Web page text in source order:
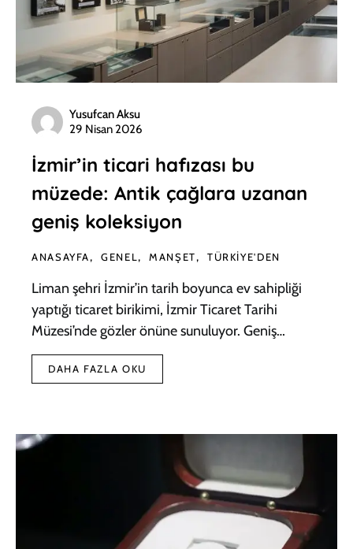
Yusufcan Aksu
29 Nisan 2026
İzmir’in ticari hafızası bu
müzede: Antik çağlara uzanan
geniş koleksiyon
ANASAYFA GENEL MANŞET TÜRKIYE'DEN
Liman şehri İzmir’in tarih boyunca ev sahipliği
yaptığı ticaret birikimi, İzmir Ticaret Tarihi
Müzesi’nde gözler önüne sunuluyor. Geniş…
DAHA FAZLA OKU